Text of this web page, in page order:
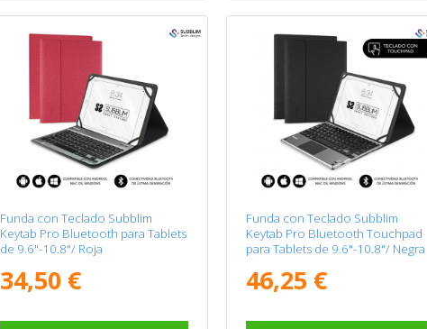
Funda con Teclado Subblim
Keytab Pro Bluetooth para Tablets
de 9.6"-10.8"/ Roja
34,50 €
Funda con Teclado Subblim
Keytab Pro Bluetooth Touchpad
para Tablets de 9.6"-10.8"/ Negra
46,25 €